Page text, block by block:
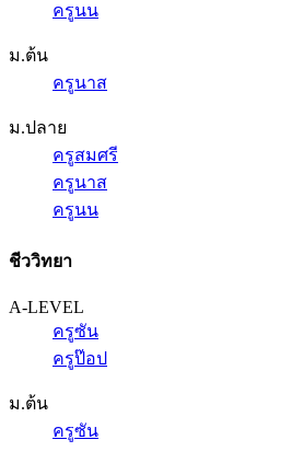
ครูนน
ม.ต้น
ครูนาส
ม.ปลาย
ครูสมศรี
ครูนาส
ครูนน
ชีววิทยา
A-LEVEL
ครูซัน
ครูป๊อป
ม.ต้น
ครูซัน